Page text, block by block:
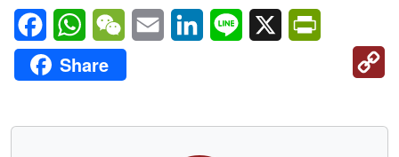
FacebookWhatsAppWeChatEmail LinkedInLine X
Share